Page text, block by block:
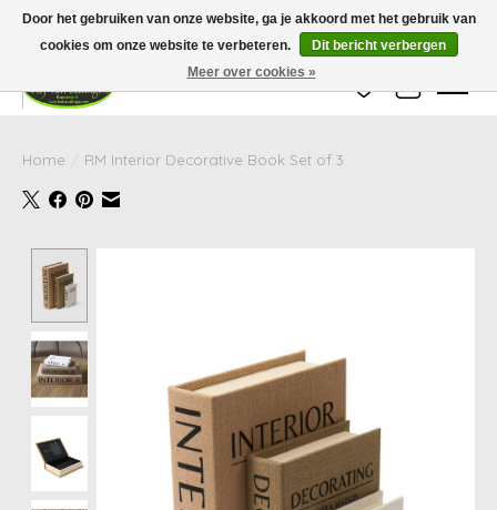
Wij zijn gesloten van 24 december tot en met 25 januari. Houd er rekening mee
dat de levertijd van uw bestelling in deze periode langer kan zijn dan
gebruikelijk.
Verlanglijst
Home RM Interior Decorative Book Set of 3
Door het gebruiken van onze website, ga je akkoord met het gebruik van
cookies om onze website te verbeteren.
Dit bericht verbergen
Meer over cookies »